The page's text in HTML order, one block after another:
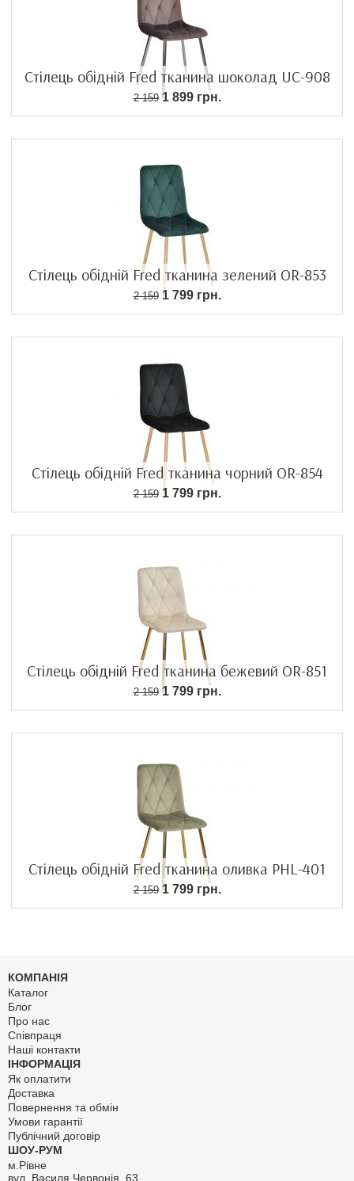
Стілець обідній Fred тканина шоколад UC-908
2 1591 899 грн.
Стілець обідній Fred тканина зелений OR-853
2 1591 799 грн.
Стілець обідній Fred тканина чорний OR-854
2 1591 799 грн.
Стілець обідній Fred тканина бежевий OR-851
2 1591 799 грн.
Стілець обідній Fred тканина оливка PHL-401
2 1591 799 грн.
КОМПАНІЯ
Каталог
Блог
Про нас
Співпраця
Наші контакти
ІНФОРМАЦІЯ
Як оплатити
Доставка
Повернення та обмін
Умови гарантії
Публічний договір
ШОУ-РУМ
м.Рівне
вул. Василя Червонія, 63